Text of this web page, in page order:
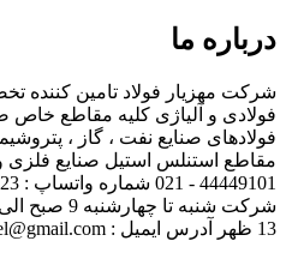
فولاد تامین کننده تخصصی انواع
کلیه مقاطع خاص صنعتی و
نفت ، گاز ، پتروشیمی و صنایع
استیل صنایع فلزی و صنایع